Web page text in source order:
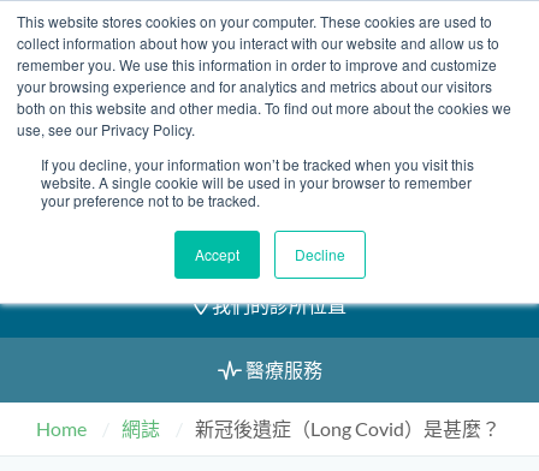
This website stores cookies on your computer. These cookies are used to
collect information about how you interact with our website and allow us to
remember you. We use this information in order to improve and customize
your browsing experience and for analytics and metrics about our visitors
both on this website and other media. To find out more about the cookies we
use, see our Privacy Policy.
If you decline, your information won’t be tracked when you visit this
website. A single cookie will be used in your browser to remember
your preference not to be tracked.
Accept Decline
Skip
to
content
2155 9055
預約
我們的醫護團隊
我們的診所位置
醫療服務
Home 網誌 新冠後遺症（Long Covid）是甚麼？